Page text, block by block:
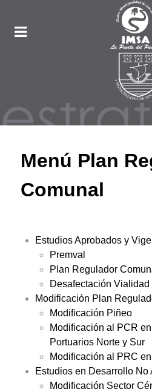
Menú Plan
Comunal
Estudios Aprobados y
Premval
Plan Regulador
Desafectación
Modificación Plan
Modificación Piñeo
Modificación al PCR
Portuarios Norte y Sur
Modificación al PRC
Estudios en Desarrollo No
Modificación Sector